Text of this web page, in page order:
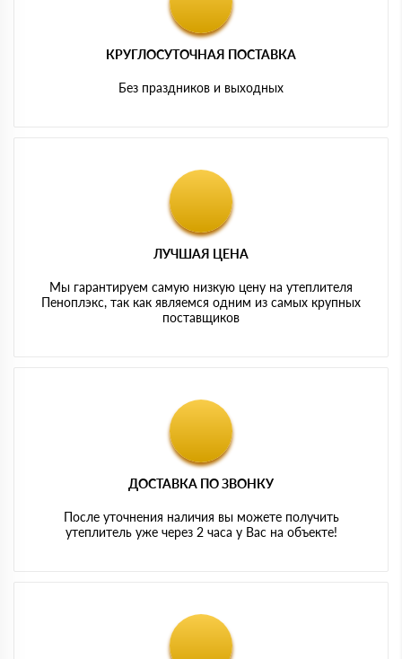
КРУГЛОСУТОЧНАЯ ПОСТАВКА
Без праздников и выходных
ЛУЧШАЯ ЦЕНА
Мы гарантируем самую низкую цену на утеплителя
Пеноплэкс, так как являемся одним из самых крупных
поставщиков
ДОСТАВКА ПО ЗВОНКУ
После уточнения наличия вы можете получить
утеплитель уже через 2 часа у Вас на объекте!